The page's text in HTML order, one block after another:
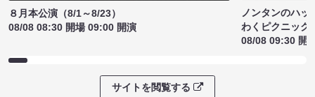
８月本公演（8/1～8/23）
08/08 08:30 開場 09:00 開演
ノンタンのハッ
わくピクニック
08/08 09:30 開
サイトを閲覧する